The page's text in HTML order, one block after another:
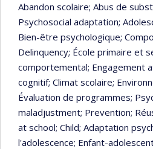
Abandon scolaire; Abus de
Psychosocial adaptation;
Bien-être psychologique;
Delinquency; École primaire et
comportemental; Engagement
cognitif; Climat scolaire;
Évaluation de programmes;
maladjustment; Prevention;
at school; Child; Adaptation
l'adolescence; Enfant-